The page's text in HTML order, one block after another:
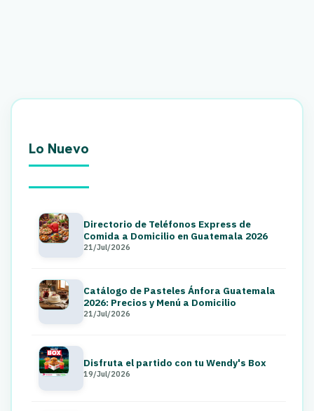
Lo Nuevo
Directorio de Teléfonos Express de
Comida a Domicilio en Guatemala 2026
21/Jul/2026
Catálogo de Pasteles Ánfora Guatemala
2026: Precios y Menú a Domicilio
21/Jul/2026
Disfruta el partido con tu Wendy's Box
19/Jul/2026